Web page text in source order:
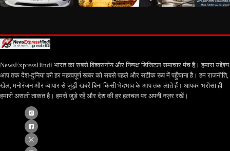
NewsExpressHindi भारत का सबसे विश्वसनीय और निष्पक्ष डिजिटल समाचार मंच है। हमारा उद्देश्य
आप तक देश-दुनिया की हर महत्वपूर्ण खबर को सबसे पहले और सटीक रूप में पहुँचाना है। हम राजनीति,
खेल, मनोरंजन और व्यापार से जुड़ी खबरें बिना किसी भेदभाव के आप तक लाते हैं। आपका भरोसा ही
हमारी असली ताकत है। हमसे जुड़े रहें और देश की हर हलचल पर अपनी नज़र रखें।